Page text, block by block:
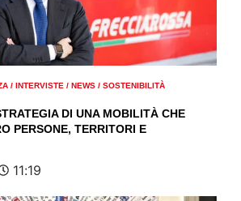
/ INTERVISTE / NEWS / SOSTENIBILITÀ
DI UNA MOBILITÀ CHE
PERSONE, TERRITORI E
11:19